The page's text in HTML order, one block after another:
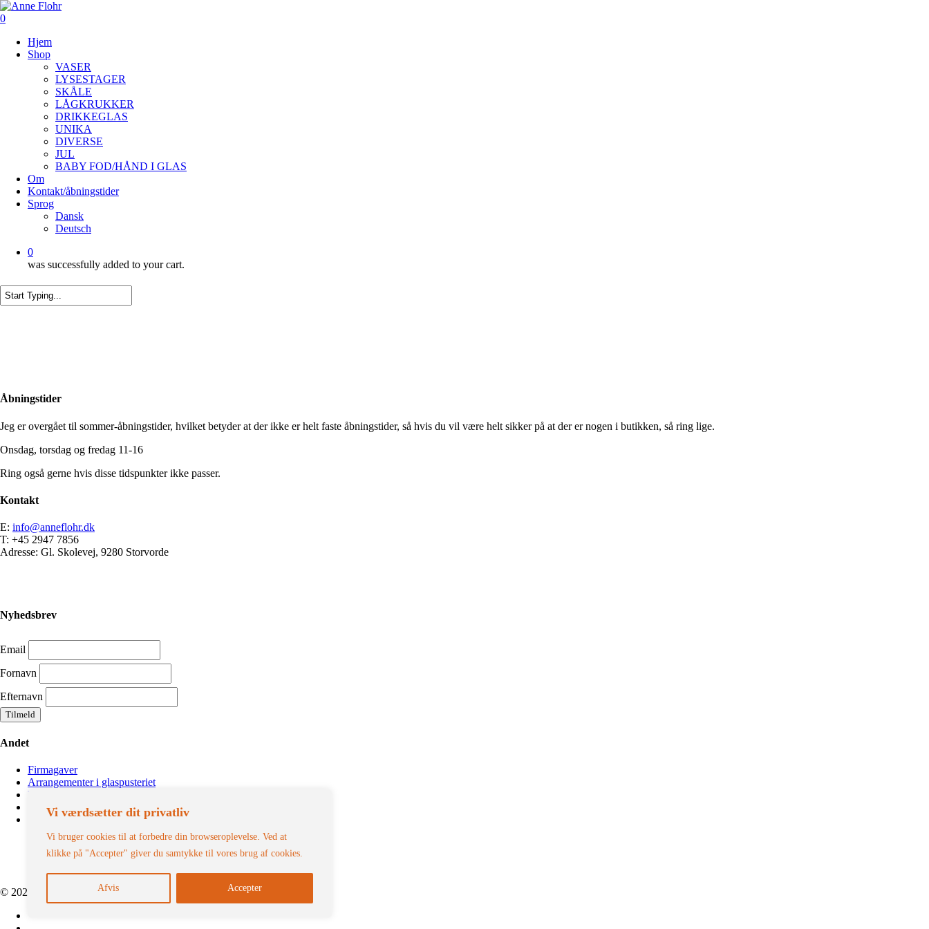
Vi værdsætter dit privatliv
Vi bruger cookies til at forbedre din browseroplevelse. Ved at
klikke på "Accepter" giver du samtykke til vores brug af cookies.
Afvis Accepter
Skip
to
content
0
Hjem
Shop
VASER
LYSESTAGER
SKÅLE
LÅGKRUKKER
DRIKKEGLAS
UNIKA
DIVERSE
JUL
BABY FOD/HÅND I GLAS
Om
Kontakt/åbningstider
Sprog
Dansk
Deutsch
0
was successfully added to your cart.
Åbningstider
Jeg er overgået til sommer-åbningstider, hvilket betyder at der ikke er helt faste åbningstider, så hvis du vil være helt sikker på at der er nogen i butikken, så ring lige.
Onsdag, torsdag og fredag 11-16
Ring også gerne hvis disse tidspunkter ikke passer.
Kontakt
E: info@anneflohr.dk
T: +45 2947 7856
Adresse: Gl. Skolevej, 9280 Storvorde
Nyhedsbrev
Email
Fornavn
Efternavn
Andet
Firmagaver
Arrangementer i glaspusteriet
Handelsbetingelser
Privatliv
Fragt og forsendelse
© 2026 Anne Flohr. All Rights Reserved.